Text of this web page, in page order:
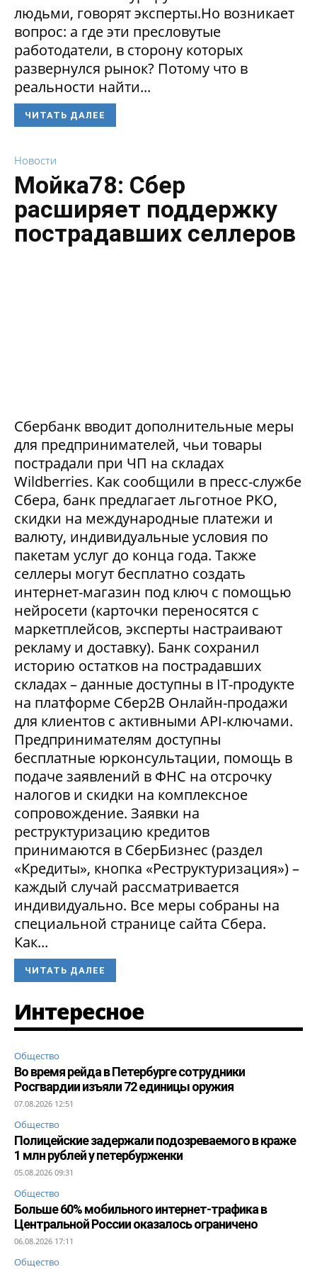
людьми, говорят эксперты.Но возникает
вопрос: а где эти пресловутые
работодатели, в сторону которых
развернулся рынок? Потому что в
реальности найти...
ЧИТАТЬ ДАЛЕЕ
Новости
Мойка78: Сбер
расширяет поддержку
пострадавших селлеров
Сбербанк вводит дополнительные меры
для предпринимателей, чьи товары
пострадали при ЧП на складах
Wildberries. Как сообщили в пресс-службе
Сбера, банк предлагает льготное РКО,
скидки на международные платежи и
валюту, индивидуальные условия по
пакетам услуг до конца года. Также
селлеры могут бесплатно создать
интернет-магазин под ключ с помощью
нейросети (карточки переносятся с
маркетплейсов, эксперты настраивают
рекламу и доставку). Банк сохранил
историю остатков на пострадавших
складах – данные доступны в IT-продукте
на платформе Сбер2В Онлайн-продажи
для клиентов с активными API-ключами.
Предпринимателям доступны
бесплатные юрконсультации, помощь в
подаче заявлений в ФНС на отсрочку
налогов и скидки на комплексное
сопровождение. Заявки на
реструктуризацию кредитов
принимаются в СберБизнес (раздел
«Кредиты», кнопка «Реструктуризация») –
каждый случай рассматривается
индивидуально. Все меры собраны на
специальной странице сайта Сбера.
Как...
ЧИТАТЬ ДАЛЕЕ
Интересное
Общество
Во время рейда в Петербурге сотрудники
Росгвардии изъяли 72 единицы оружия
07.08.2026 12:51
Общество
Полицейские задержали подозреваемого в краже
1 млн рублей у петербурженки
05.08.2026 09:31
Общество
Больше 60% мобильного интернет-трафика в
Центральной России оказалось ограничено
06.08.2026 17:11
Общество